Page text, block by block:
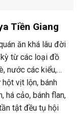
Tiền Giang
ăn khá lâu đời
từ các loại đồ
nước các kiểu,…
vịt lộn, bánh
há cảo, bánh flan,
tật đều tụ hội